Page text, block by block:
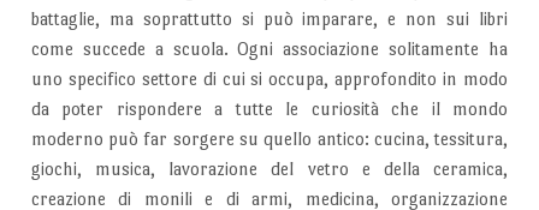
battaglie, ma soprattutto si può imparare, e non sui libri
come succede a scuola. Ogni associazione solitamente ha
uno specifico settore di cui si occupa, approfondito in modo
da poter rispondere a tutte le curiosità che il mondo
moderno può far sorgere su quello antico: cucina, tessitura,
giochi, musica, lavorazione del vetro e della ceramica,
creazione di monili e di armi, medicina, organizzazione